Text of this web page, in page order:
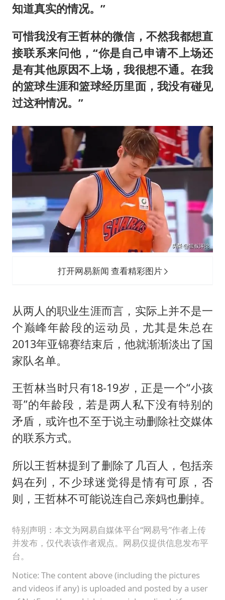
知道真实的情况。”
可惜我没有王哲林的微信，不然我都想直
接联系来问他，“你是自己申请不上场还
是有其他原因不上场，我很想不通。在我
的篮球生涯和篮球经历里面，我没有碰见
过这种情况。”
打开网易新闻 查看精彩图片
从两人的职业生涯而言，实际上并不是一
个巅峰年龄段的运动员，尤其是朱总在
2013年亚锦赛结束后，他就渐渐淡出了国
家队名单。
王哲林当时只有18-19岁，正是一个“小孩
哥”的年龄段，若是两人私下没有特别的
矛盾，或许也不至于说主动删除社交媒体
的联系方式。
所以王哲林提到了删除了几百人，包括亲
妈在列，不少球迷觉得是情有可原，否
则，王哲林不可能说连自己亲妈也删掉。
特别声明：本文为网易自媒体平台“网易号”作者上传
并发布，仅代表该作者观点。网易仅提供信息发布平
台。
Notice: The content above (including the pictures
and videos if any) is uploaded and posted by a user